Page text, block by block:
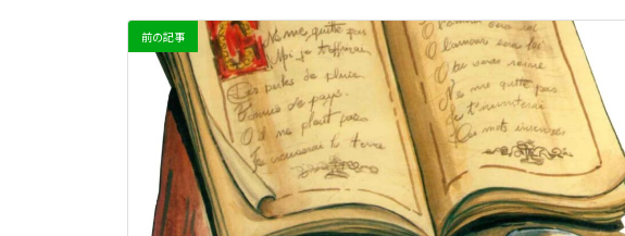
前の記事